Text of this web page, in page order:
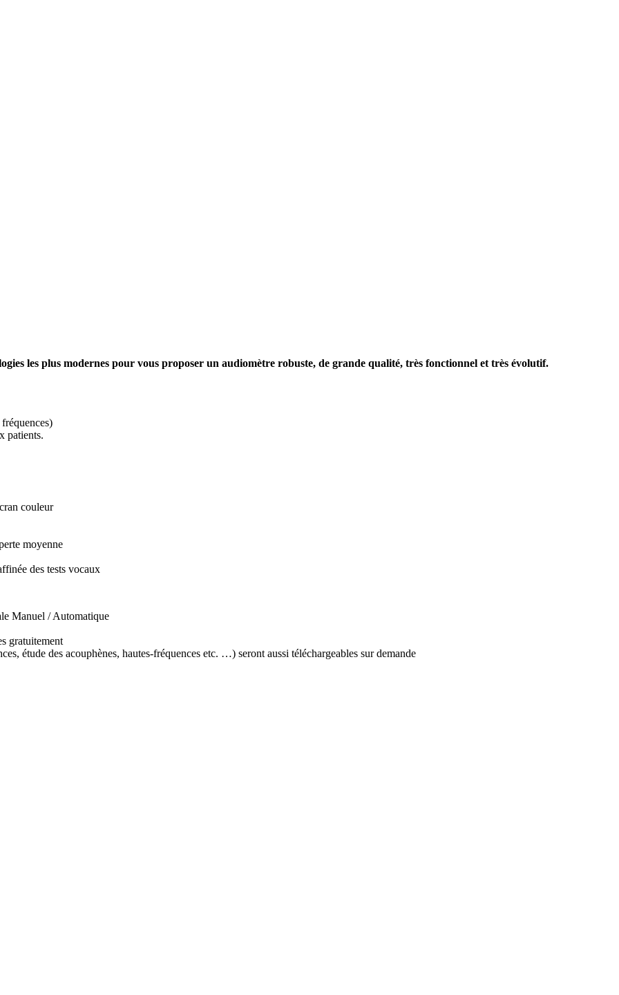
les plus modernes pour vous proposer un audiomètre robuste, de grande qualité, très fonctionnel et très évolutif.
patients.
couleur
moyenne
des tests vocaux
Manuel / Automatique
gratuitement
étude des acouphènes, hautes-fréquences etc. …) seront aussi téléchargeables sur demande